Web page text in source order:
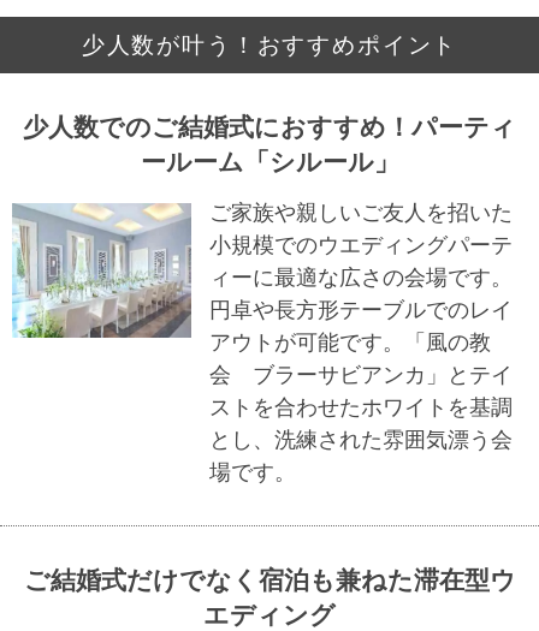
少人数が叶う！おすすめポイント
少人数でのご結婚式におすすめ！パーティ
ールーム「シルール」
ご家族や親しいご友人を招いた
小規模でのウエディングパーテ
ィーに最適な広さの会場です。
円卓や長方形テーブルでのレイ
アウトが可能です。「風の教
会 ブラーサビアンカ」とテイ
ストを合わせたホワイトを基調
とし、洗練された雰囲気漂う会
場です。
ご結婚式だけでなく宿泊も兼ねた滞在型ウ
エディング